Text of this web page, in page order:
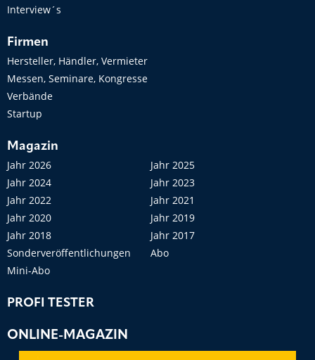
Interview´s
Firmen
Hersteller, Händler, Vermieter
Messen, Seminare, Kongresse
Verbände
Startup
Magazin
Jahr 2026
Jahr 2025
Jahr 2024
Jahr 2023
Jahr 2022
Jahr 2021
Jahr 2020
Jahr 2019
Jahr 2018
Jahr 2017
Sonderveröffentlichungen
Abo
Mini-Abo
PROFI TESTER
ONLINE-MAGAZIN